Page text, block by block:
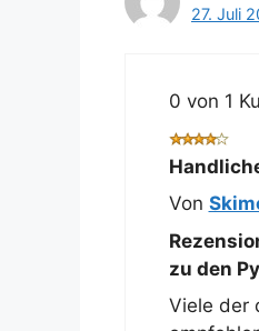
27. Juli
0 von 1
Von
zu den
Viele der